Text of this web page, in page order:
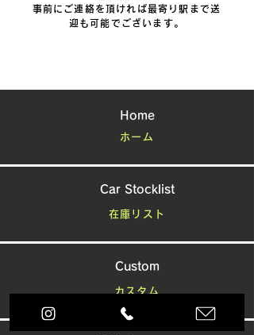
事前にご連絡を頂ければ最寄り駅まで送
迎も可能でございます。
Home
ホーム
Car Stocklist
在庫リスト
Custom
カスタム